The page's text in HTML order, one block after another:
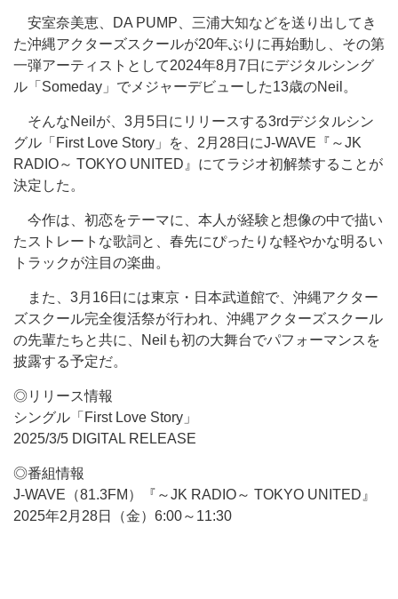
安室奈美恵、DA PUMP、三浦大知などを送り出してき
た沖縄アクターズスクールが20年ぶりに再始動し、その第
一弾アーティストとして2024年8月7日にデジタルシング
ル「Someday」でメジャーデビューした13歳のNeil。
そんなNeilが、3月5日にリリースする3rdデジタルシン
グル「First Love Story」を、2月28日にJ-WAVE『～JK
RADIO～ TOKYO UNITED』にてラジオ初解禁することが
決定した。
今作は、初恋をテーマに、本人が経験と想像の中で描い
たストレートな歌詞と、春先にぴったりな軽やかな明るい
トラックが注目の楽曲。
また、3月16日には東京・日本武道館で、沖縄アクター
ズスクール完全復活祭が行われ、沖縄アクターズスクール
の先輩たちと共に、Neilも初の大舞台でパフォーマンスを
披露する予定だ。
◎リリース情報
シングル「First Love Story」
2025/3/5 DIGITAL RELEASE
◎番組情報
J-WAVE（81.3FM）『～JK RADIO～ TOKYO UNITED』
2025年2月28日（金）6:00～11:30